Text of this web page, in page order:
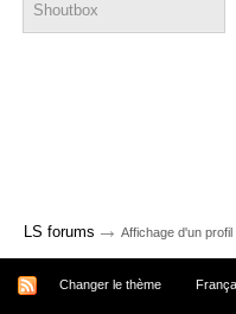
Shoutbox
LS forums → Affichage d'un profil
Changer le thème